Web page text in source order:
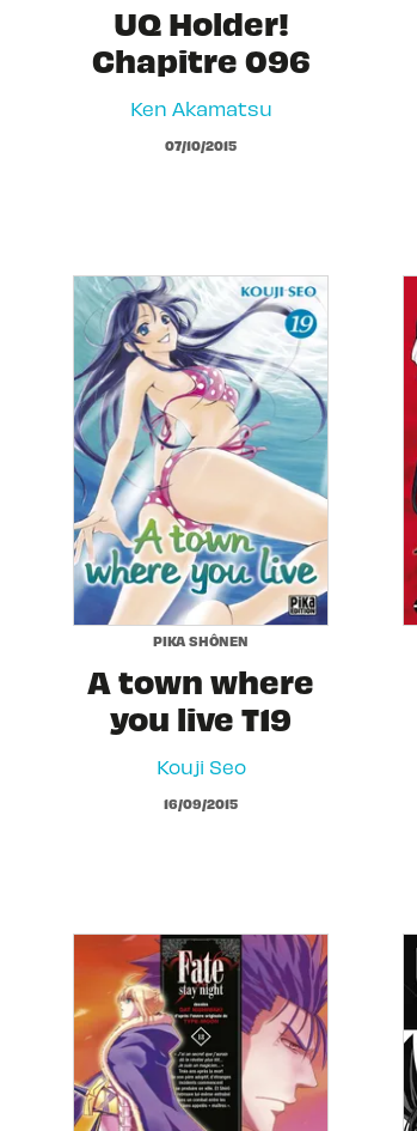
UQ Holder!
Chapitre 096
Ken Akamatsu
07/10/2015
PIKA SHÔNEN
A town where
you live T19
Kouji Seo
16/09/2015